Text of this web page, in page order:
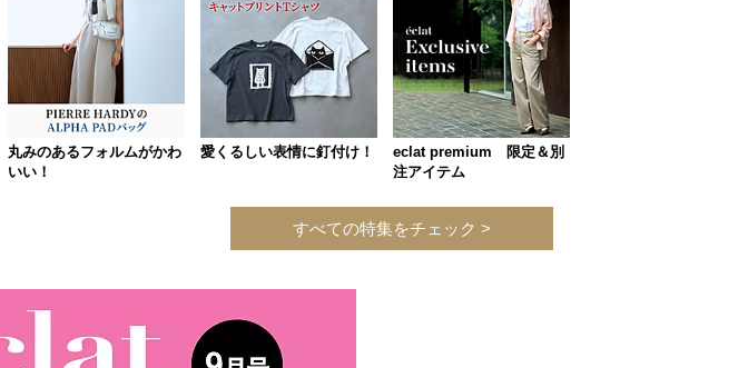
丸みのあるフォルムがかわ
いい！
愛くるしい表情に釘付け！
eclat premium 限定＆別
注アイテム
すべての特集をチェック >